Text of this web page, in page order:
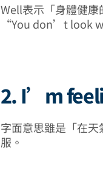
Well表示「身體健
“You don’t look
2. I’m
字面意思雖是「在
服。